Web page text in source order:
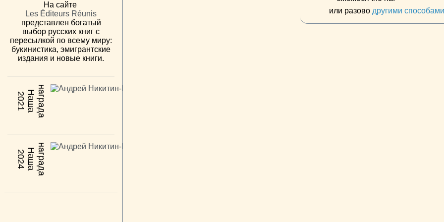
На сайте
Les Éditeurs Réunis
представлен богатый
выбор русских книг с
пересылкой по всему миру:
букинистика, эмигрантские
издания и новые книги.
2021 Н
а
ш
ан
а
г
р
а
да
2024 Н
а
ш
ан
а
г
р
а
да
или разово другими способами